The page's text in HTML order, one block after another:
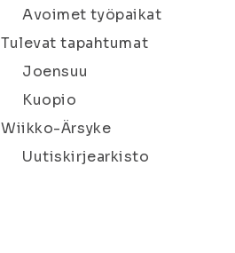
Avoimet työpaikat
Tulevat tapahtumat
Joensuu
Kuopio
Wiikko-Ärsyke
Uutiskirjearkisto